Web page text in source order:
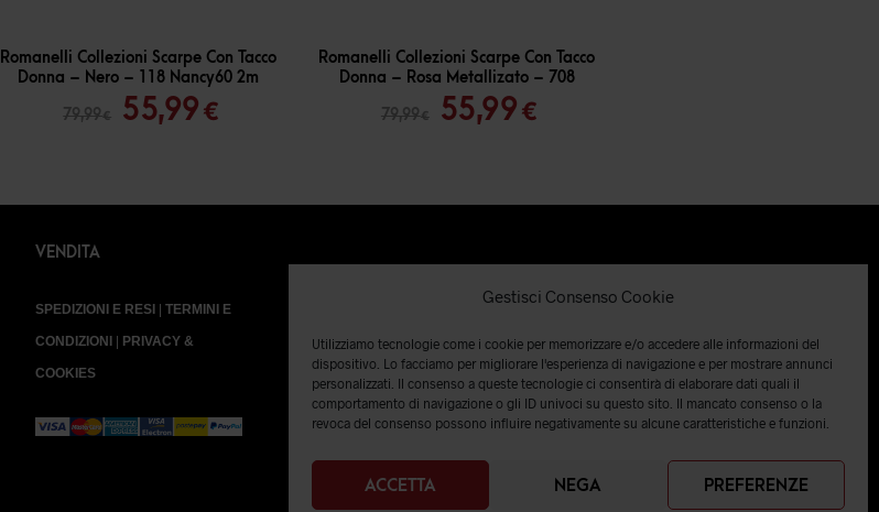
Gestisci Consenso Cookie
Utilizziamo tecnologie come i cookie per memorizzare e/o accedere alle informazioni del
dispositivo. Lo facciamo per migliorare l'esperienza di navigazione e per mostrare annunci
personalizzati. Il consenso a queste tecnologie ci consentirà di elaborare dati quali il
comportamento di navigazione o gli ID univoci su questo sito. Il mancato consenso o la
revoca del consenso possono influire negativamente su alcune caratteristiche e funzioni.
ACCETTA NEGA PREFERENZE
30
Romanelli Collezioni Scarpe Con Tacco
Donna – Nero – 118 Nancy60 2m
79,99€
Il
era:
55,99€Il
è:
30
Romanelli Collezioni Scarpe Con Tacco
Donna – Rosa Metallizato – 708
79,99€
Il
era:
55,99€Il
è:
VENDITA
SPEDIZIONI E RESI| TERMINI E
CONDIZIONI| PRIVACY &
COOKIES